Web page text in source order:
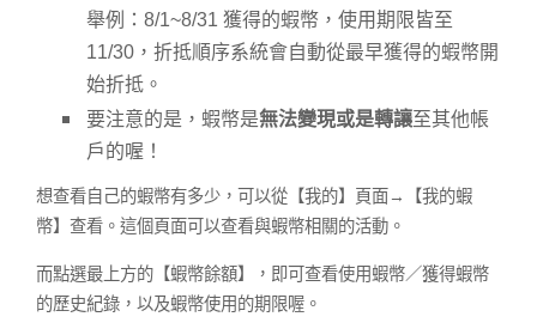
舉例：8/1~8/31 獲得的蝦幣，使用期限皆至
11/30，折抵順序系統會自動從最早獲得的蝦幣開
始折抵。
要注意的是，蝦幣是無法變現或是轉讓至其他帳
戶的喔！
想查看自己的蝦幣有多少，可以從【我的】頁面→【我的蝦
幣】查看。這個頁面可以查看與蝦幣相關的活動。
而點選最上方的【蝦幣餘額】，即可查看使用蝦幣／獲得蝦幣
的歷史紀錄，以及蝦幣使用的期限喔。